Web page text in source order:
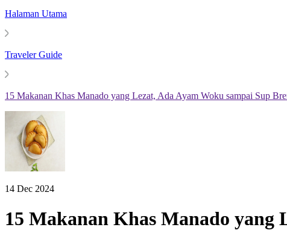
Halaman Utama
Traveler Guide
15 Makanan Khas Manado yang Lezat, Ada Ayam Woku sampai Sup
14 Dec 2024
15 Makanan Khas Manado yang